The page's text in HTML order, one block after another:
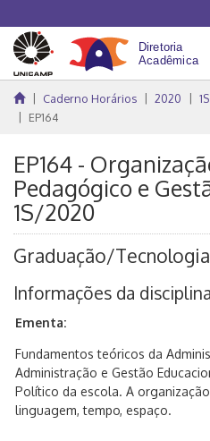
Caderno Horários 2020
EP164
EP164 -
Pedagógico e
1S/2020
Graduação/Tecnologia
Informações da disciplina
Ementa:
Fundamentos teóricos da
Administração e Gestão
Político da escola. A
linguagem, tempo, espaço.